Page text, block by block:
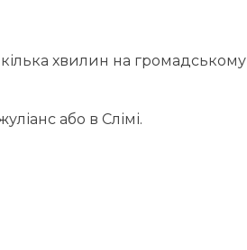
кілька хвилин на громадському
або в Слімі.